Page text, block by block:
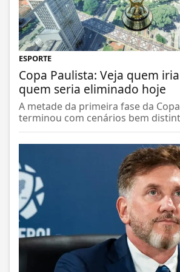
ESPORTE
Copa Paulista: Veja quem
quem seria eliminado hoje
A metade da primeira fase da
terminou com cenários bem